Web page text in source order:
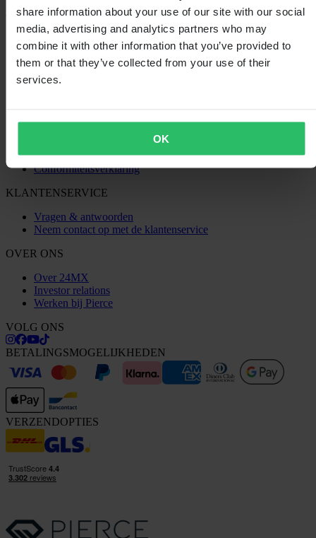
share information about your use of our site with our social
media, advertising and analytics partners who may
combine it with other information that you’ve provided to
them or that they’ve collected from your use of their
services.
OK
SHOPPEN
Privacybeleid
Verzending & levering
Bestelstatus
Conformiteitsverklaring
KLANTENSERVICE
Vragen & antwoorden
Neem contact op met de klantenservice
OVER ONS
Over 24MX
Investor relations
Werken bij Pierce
VOLG ONS
BETALINGSMOGELIJKHEDEN
VERZENDOPTIES